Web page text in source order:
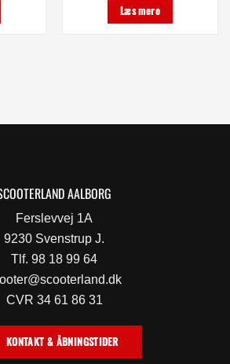
Læs mere
AALBORG
Ferslevvej 1A
9230 Svenstrup J.
Tlf. 98 18 99 64
CVR 34 61 86 31
KONTAKT & ÅBNINGSTIDER